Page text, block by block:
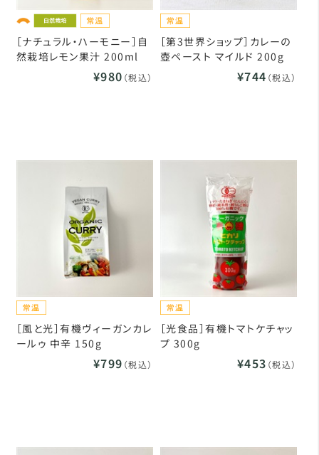
［ナチュラル・ハーモニー］自
然栽培レモン果汁 200ml
¥980 （税込）
［第3世界ショップ］カレーの
壺ペースト マイルド 200g
¥744 （税込）
［風と光］有機ヴィーガンカレ
ールゥ 中辛 150g
¥799 （税込）
［光食品］有機トマトケチャッ
プ 300g
¥453 （税込）